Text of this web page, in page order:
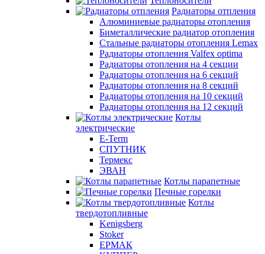
Радиаторы отпления
Алюминиевые радиаторы отопления
Биметаллические радиатор отопления
Стальные радиаторы отопления Lemax
Радиаторы отопления Valfex optima
Радиаторы отопления на 4 секции
Радиаторы отопления на 6 секций
Радиаторы отопления на 8 секций
Радиаторы отопления на 10 секций
Радиаторы отопления на 12 секций
Котлы
электрические
E-Term
СПУТНИК
Термекс
ЭВАН
Котлы парапетные
Печные горелки
Котлы
твердотопливные
Kenigsberg
Stoker
ЕРМАК